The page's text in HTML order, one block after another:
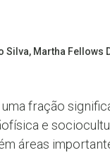
Martha
fração
e
áreas